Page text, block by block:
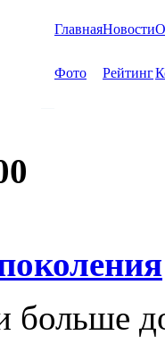
ГлавнаяНовости
Фото Рейтинг
больше